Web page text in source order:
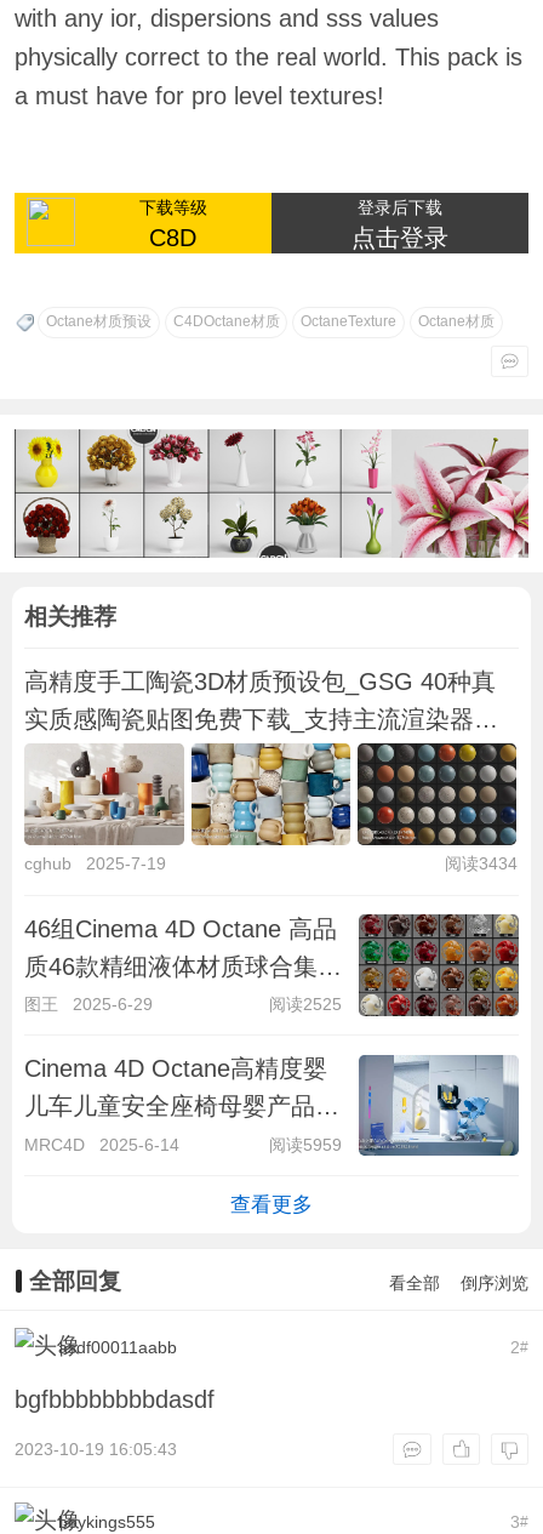
with any ior, dispersions and sss values
physically correct to the real world. This pack is
a must have for pro level textures!
下载等级
C8D
登录后下载
点击登录
Octane材质预设 C4DOctane材质 OctaneTexture Octane材质
相关推荐
高精度手工陶瓷3D材质预设包_GSG 40种真
实质感陶瓷贴图免费下载_支持主流渲染器
GSG Material：Handcrafted Ceramic
cghub 2025-7-19 阅读3434
46组Cinema 4D Octane 高品
质46款精细液体材质球合集全
面上线，涵盖乳制品饮品食品
图王 2025-6-29 阅读2525
Cinema 4D Octane高精度婴
儿车儿童安全座椅母婴产品电
商场景渲染模型全套含贴图材
MRC4D 2025-6-14 阅读5959
查看更多
全部回复 看全部 倒序浏览
2#
asdf00011aabb
bgfbbbbbbbbdasdf
2023-10-19 16:05:43
3#
boykings555